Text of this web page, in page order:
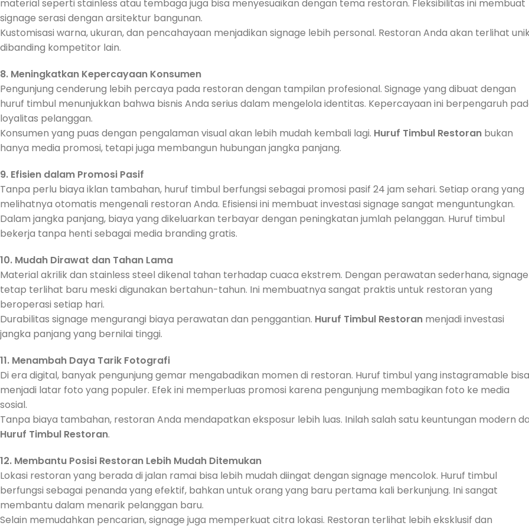
material seperti stainless atau tembaga juga bisa menyesuaikan dengan tema restoran. Fleksibilitas ini membuat
signage serasi dengan arsitektur bangunan.
Kustomisasi warna, ukuran, dan pencahayaan menjadikan signage lebih personal. Restoran Anda akan terlihat
dibanding kompetitor lain.
8. Meningkatkan Kepercayaan Konsumen
Pengunjung cenderung lebih percaya pada restoran dengan tampilan profesional. Signage yang dibuat dengan
huruf timbul menunjukkan bahwa bisnis Anda serius dalam mengelola identitas. Kepercayaan ini berpengaruh
loyalitas pelanggan.
Konsumen yang puas dengan pengalaman visual akan lebih mudah kembali lagi. Huruf Timbul Restoran bukan
hanya media promosi, tetapi juga membangun hubungan jangka panjang.
9. Efisien dalam Promosi Pasif
Tanpa perlu biaya iklan tambahan, huruf timbul berfungsi sebagai promosi pasif 24 jam sehari. Setiap orang yang
melihatnya otomatis mengenali restoran Anda. Efisiensi ini membuat investasi signage sangat menguntungkan.
Dalam jangka panjang, biaya yang dikeluarkan terbayar dengan peningkatan jumlah pelanggan. Huruf timbul
bekerja tanpa henti sebagai media branding gratis.
10. Mudah Dirawat dan Tahan Lama
Material akrilik dan stainless steel dikenal tahan terhadap cuaca ekstrem. Dengan perawatan sederhana, signage
tetap terlihat baru meski digunakan bertahun-tahun. Ini membuatnya sangat praktis untuk restoran yang
beroperasi setiap hari.
Durabilitas signage mengurangi biaya perawatan dan penggantian. Huruf Timbul Restoran menjadi investasi
jangka panjang yang bernilai tinggi.
11. Menambah Daya Tarik Fotografi
Di era digital, banyak pengunjung gemar mengabadikan momen di restoran. Huruf timbul yang instagramable bisa
menjadi latar foto yang populer. Efek ini memperluas promosi karena pengunjung membagikan foto ke media
sosial.
Tanpa biaya tambahan, restoran Anda mendapatkan eksposur lebih luas. Inilah salah satu keuntungan modern
Huruf Timbul Restoran.
12. Membantu Posisi Restoran Lebih Mudah Ditemukan
Lokasi restoran yang berada di jalan ramai bisa lebih mudah diingat dengan signage mencolok. Huruf timbul
berfungsi sebagai penanda yang efektif, bahkan untuk orang yang baru pertama kali berkunjung. Ini sangat
membantu dalam menarik pelanggan baru.
Selain memudahkan pencarian, signage juga memperkuat citra lokasi. Restoran terlihat lebih eksklusif dan